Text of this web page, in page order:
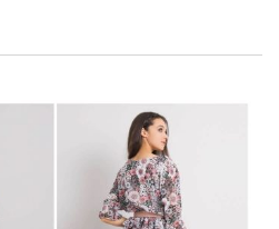
sukienka w kwiaty